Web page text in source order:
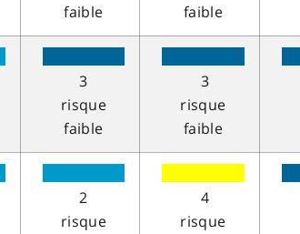
faible
faible
3
risque
faible
3
risque
faible
2
risque
4
risque